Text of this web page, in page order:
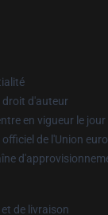
droit d'auteur
en vigueur le
de l'Union
de livraison